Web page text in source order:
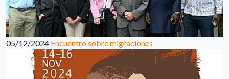
05/12/2024 Encuentro sobre migraciones